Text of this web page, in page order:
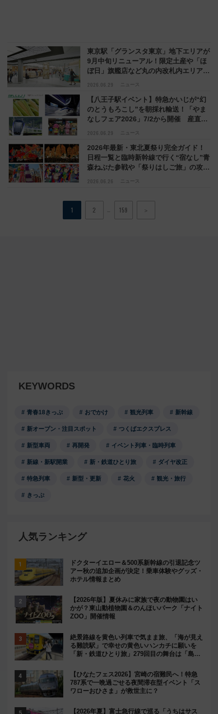
2026.06.29 ニュース
東京駅「グランスタ東京」地下エリアが
9月中旬リニューアル！限定土産や「ほ
ぼ日」旗艦店など丸の内改札内エリアに
2026.06.29 ニュース
【八王子駅イベント】特急かいじが“幻
のとうもろこし”を朝採れ輸送！「やま
なしフェア2026」7/2から開催 産直市
2026.06.26 ニュース
2026年最新・東北夏祭り完全ガイド！
日程一覧と臨時新幹線で行く“宿なし”青
森ねぶた参戦や「祭りはしご旅」の攻略
1 2 159 ＞
KEYWORDS
青春18きっぷ おでかけ 観光列車 新幹線
新オープン・注目スポット つくばエクスプレス
新型車両 再開発 イベント列車・臨時列車
新線・新駅開業 新・鉄道ひとり旅 ダイヤ改正
特急列車 新型・更新 花火 観光・旅行
きっぷ
人気ランキング
ドクターイエロー＆500系新幹線の引退記念ツ
アー秋の追加企画が決定！乗車体験やグッズ・
ホテル情報まとめ
【2026年版】夏休みに家族で夜の動物園はい
かが？東山動植物園＆のんほいパーク「ナイト
ZOO」開催情報
絶景路線を黄色い列車で気まま旅、「海が見え
る難読駅」で幸せの黄色いハンカチに願いを
「新・鉄道ひとり旅」279回目の舞台は「島原
【ひなたフェス2026】宮崎の宿難民へ！特急
787系で一晩過ごせる夜間滞在型イベント「ス
ワローおひさま」が救世主に？
【2026年夏】富士急行線で巡る「うちはサス